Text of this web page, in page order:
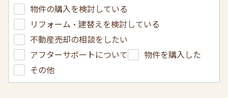
物件の購入を検討している
リフォーム・建替えを検討している
不動産売却の相談をしたい
アフターサポートについて
物件を購入した
その他